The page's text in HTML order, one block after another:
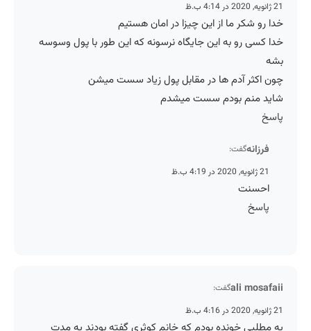
21 ژانویه, 2020 در 4:14 ب.ظ
خدا رو شکر ما از این چیزا در امان هستیم
خدا کسی رو به این جایگاه نرسونه که این طور با پول وسوسه
بشه
چون اکثر آدم ها در مقابل پول زیاد سست میشن
شاید منم بودم سست میشدم
پاسخ
فرزانهگفت:
21 ژانویه, 2020 در 4:19 ب.ظ
احسنت
پاسخ
ali mosafaiiگفت:
21 ژانویه, 2020 در 4:16 ب.ظ
یه مطلبی خونده بودم که خانم کوثری گفته بودند یه مدت